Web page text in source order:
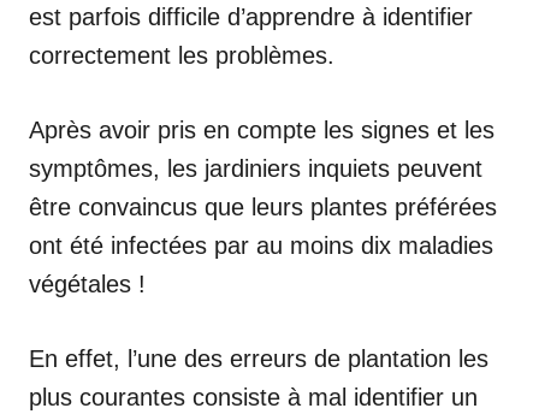
est parfois difficile d’apprendre à identifier
correctement les problèmes.
Après avoir pris en compte les signes et les
symptômes, les jardiniers inquiets peuvent
être convaincus que leurs plantes préférées
ont été infectées par au moins dix maladies
végétales !
En effet, l’une des erreurs de plantation les
plus courantes consiste à mal identifier un